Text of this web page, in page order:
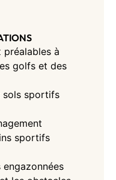
préalables à
golfs et des
sols sportifs
sportifs